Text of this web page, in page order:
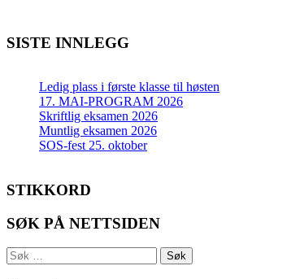
SISTE INNLEGG
Ledig plass i første klasse til høsten
17. MAI-PROGRAM 2026
Skriftlig eksamen 2026
Muntlig eksamen 2026
SOS-fest 25. oktober
STIKKORD
SØK PÅ NETTSIDEN
Søk
etter: